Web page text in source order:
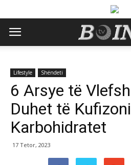
Lifestyle Shëndeti
6 Arsye të
Duhet të Kufizoni
Karbohidratet
17 Tetor, 2023